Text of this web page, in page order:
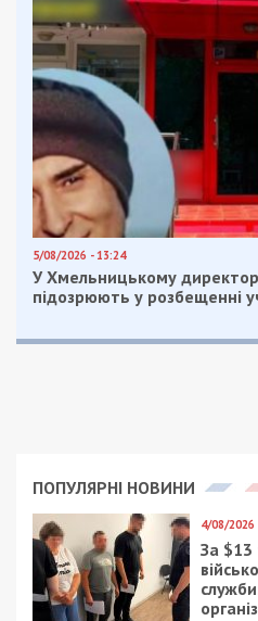
5/08/2026 - 13:24
У Хмельницькому
підозрюють у розбещенні
ПОПУЛЯРНІ НОВИНИ
4/08/2026
За $13